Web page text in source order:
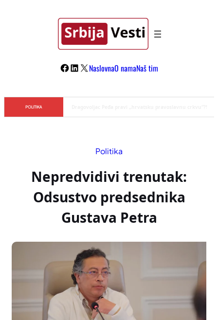
Facebook
LinkedIn
X NaslovnaO namaNaš tim
POLITIKA
Politika
Nepredvidivi trenutak:
Odsustvo predsednika
Gustava Petra